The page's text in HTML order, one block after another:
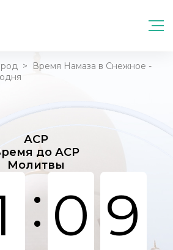
>
Время Намаза в Снежное -
АСР
до АСР
Молитвы
: 0 9